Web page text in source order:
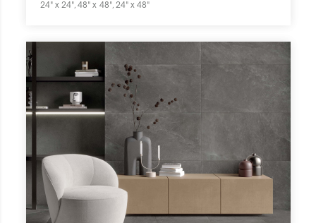
24" x 24", 48" x 48", 24" x 48"